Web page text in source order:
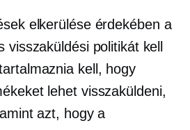
elkerülése érdekében a
visszaküldési politikát kell
kell, hogy
lehet visszaküldeni,
azt, hogy a